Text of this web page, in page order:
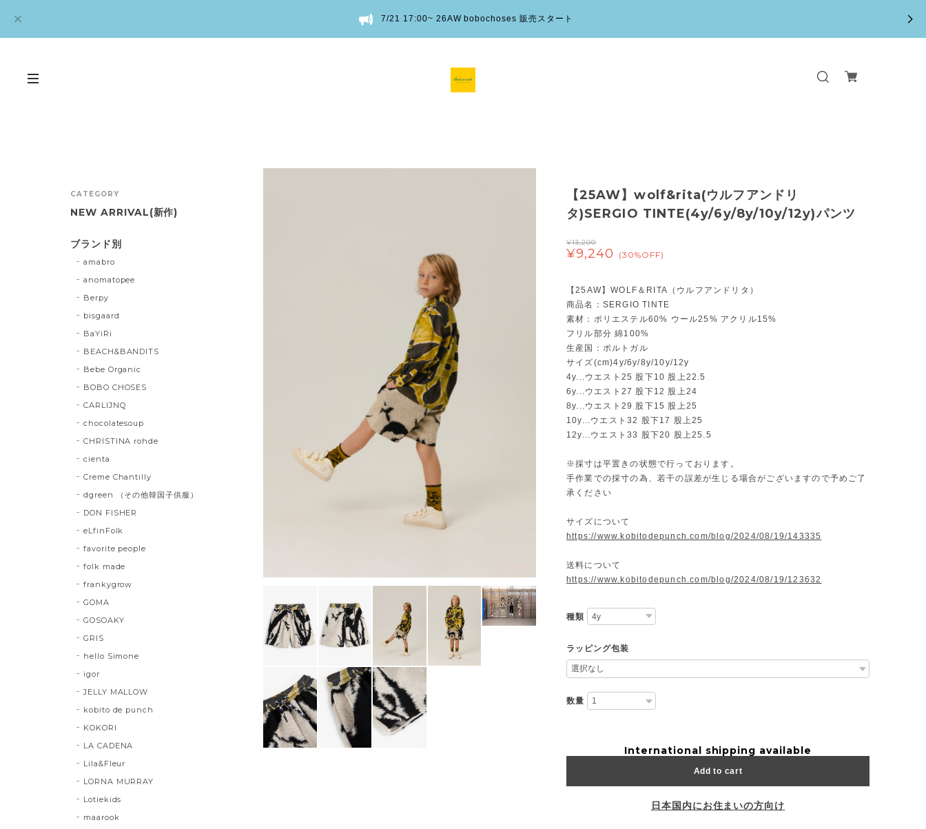
7/21 17:00~ 26AW bobochoses 販売スタート
【25AW】wolf&rita(ウルフアンドリ
タ)SERGIO TINTE(4y/6y/8y/10y/12y)パンツ
¥13,200
¥9,240 (30%OFF)
【25AW】WOLF＆RITA（ウルフアンドリタ）
商品名：SERGIO TINTE
素材：ポリエステル60% ウール25% アクリル15%
フリル部分 綿100%
生産国：ポルトガル
サイズ(cm)4y/6y/8y/10y/12y
4y...ウエスト25 股下10 股上22.5
6y...ウエスト27 股下12 股上24
8y...ウエスト29 股下15 股上25
10y...ウエスト32 股下17 股上25
12y...ウエスト33 股下20 股上25.5
※採寸は平置きの状態で行っております。
手作業での採寸の為、若干の誤差が生じる場合がございますので予めご了
承ください
サイズについて
https://www.kobitodepunch.com/blog/2024/08/19/143335
送料について
https://www.kobitodepunch.com/blog/2024/08/19/123632
種類
ラッピング包装
数量
International shipping available
Add to cart
日本国内にお住まいの方向け
CATEGORY
NEW ARRIVAL(新作)
ブランド別
amabro
anomatopee
Berpy
bisgaard
BaYiRi
BEACH&BANDITS
Bebe Organic
BOBO CHOSES
CARLIJNQ
chocolatesoup
CHRISTINA rohde
cienta
Creme Chantilly
dgreen （その他韓国子供服）
DON FISHER
eLfinFolk
favorite people
folk made
frankygrow
GOMA
GOSOAKY
GRIS
hello Simone
igor
JELLY MALLOW
kobito de punch
KOKORI
LA CADENA
Lila&Fleur
LORNA MURRAY
Lotiekids
maarook